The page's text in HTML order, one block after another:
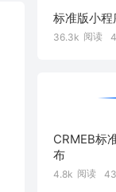
标准版小
36.3k 阅读 4
CRMEB标
布
4.8k 阅读 43